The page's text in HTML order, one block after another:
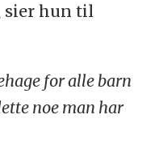
sier hun til
for alle barn
noe man har